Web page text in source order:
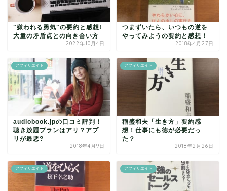
"嫌われる勇気"の要約と感想!
大量の矛盾点との向き合い方
2022年10月4日
つまずいたら、いつもの逆を
やってみようの要約と感想！
2018年4月27日
アフィリエイト
audiobook.jpの口コミ評判！
聴き放題プランはアリ？アプ
リが最悪?
2018年4月9日
アフィリエイト
稲盛和夫「生き方」要約感
想！仕事にも徳が必要だっ
た？
2018年2月26日
アフィリエイト アフィリエイト